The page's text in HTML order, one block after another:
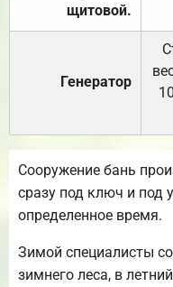
щитовой.
Генератор
Сооружение бань
сразу под ключ и под
определенное время.
Зимой специалисты
зимнего леса, в